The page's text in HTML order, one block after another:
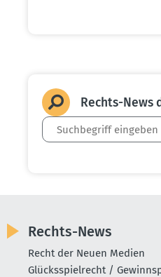
Rechts-News
Rechts-News
Recht der Neuen Medien
Glücksspielrecht /